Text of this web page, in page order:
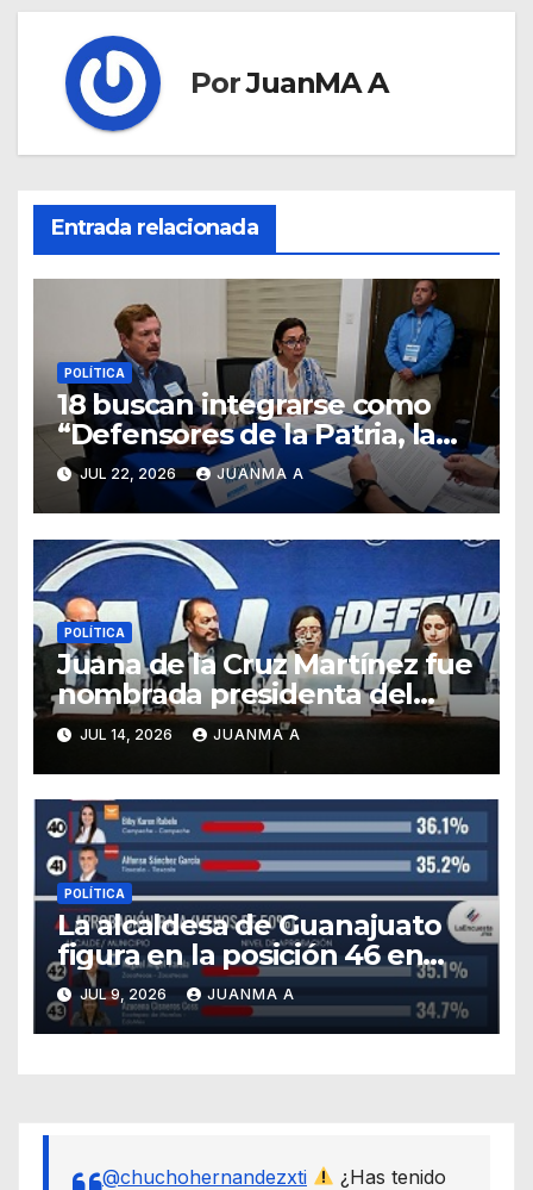
PorJuanMA A
Entrada relacionada
POLÍTICA
18 buscan integrarse como
“Defensores de la Patria, la
Familia y la Libertad”
JUL 22, 2026 JUANMA A
POLÍTICA
Juana de la Cruz Martínez fue
nombrada presidenta del
PAN en Guanajuato
JUL 14, 2026 JUANMA A
POLÍTICA
La alcaldesa de Guanajuato
figura en la posición 46 en
ranking nacional
JUL 9, 2026 JUANMA A
@chuchohernandezxti ¿Has tenido